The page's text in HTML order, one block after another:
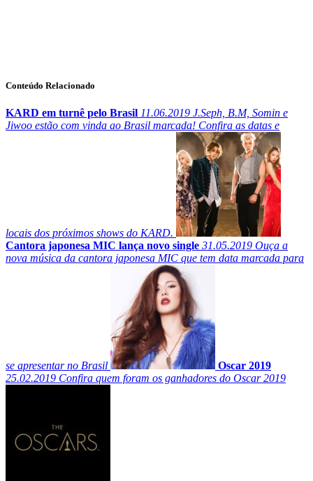
Conteúdo Relacionado
KARD em turnê pelo Brasil 11.06.2019 J.Seph, B.M, Somin e
Jiwoo estão com vinda ao Brasil marcada! Confira as datas e
locais dos próximos shows do KARD.
Cantora japonesa MIC lança novo single 31.05.2019 Ouça a
nova música da cantora japonesa MIC que tem data marcada para
se apresentar no Brasil
Oscar 2019
25.02.2019 Confira quem foram os ganhadores do Oscar 2019